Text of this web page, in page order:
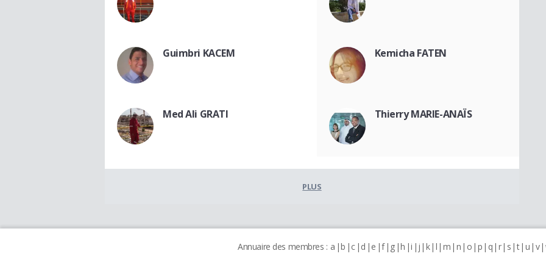
Guimbri KACEM Kemicha FATEN
Med Ali GRATI Thierry MARIE-ANAÏS
PLUS
Annuaire des membres : a b c d e f g h i j k l m n o p q r s t u v